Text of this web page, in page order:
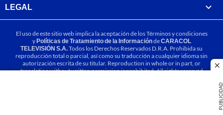
PUBLICIDAD
LEGAL
El uso de este sitio web implica la aceptación de losTérminos y condiciones
yPolíticas de Tratamiento de la InformacióndeCARACOL
TELEVISIÓN S.A.Todos los Derechos Reservados D.R.A. Prohibida su
reproducción total o parcial, así como su traducción a cualquier idioma sin
autorización escrita de su titular. Reproduction in whole or in part, or
translation without written permission is prohibited. All rights reserved